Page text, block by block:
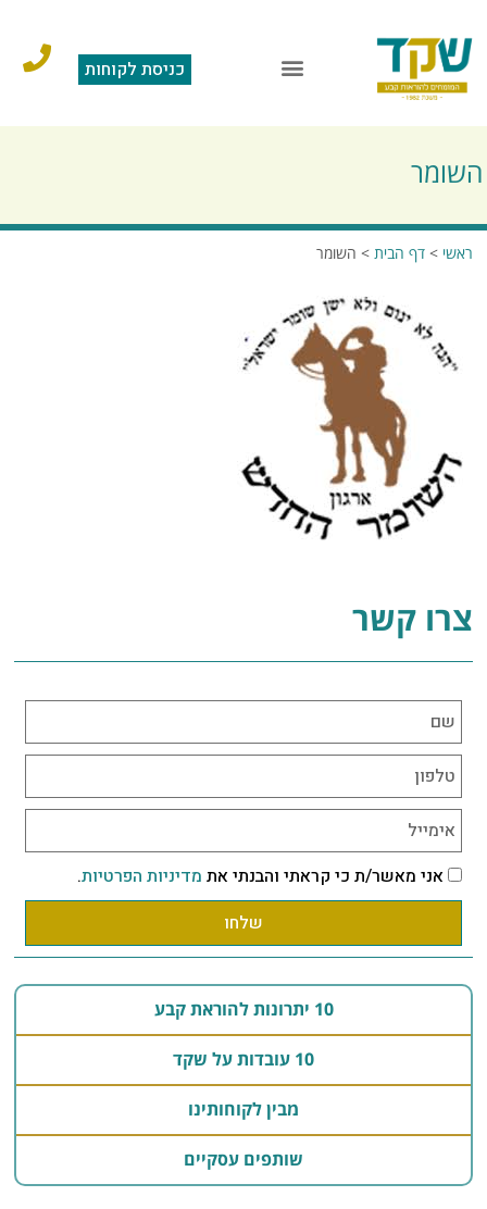
כניסת לקוחות
השומר
ראשי >דף הבית > השומר
צרו קשר
אני מאשר/ת כי קראתי והבנתי את מדיניות הפרטיות.
שלחו
10 יתרונות להוראת קבע
10 עובדות על שקד
מבין לקוחותינו
שותפים עסקיים